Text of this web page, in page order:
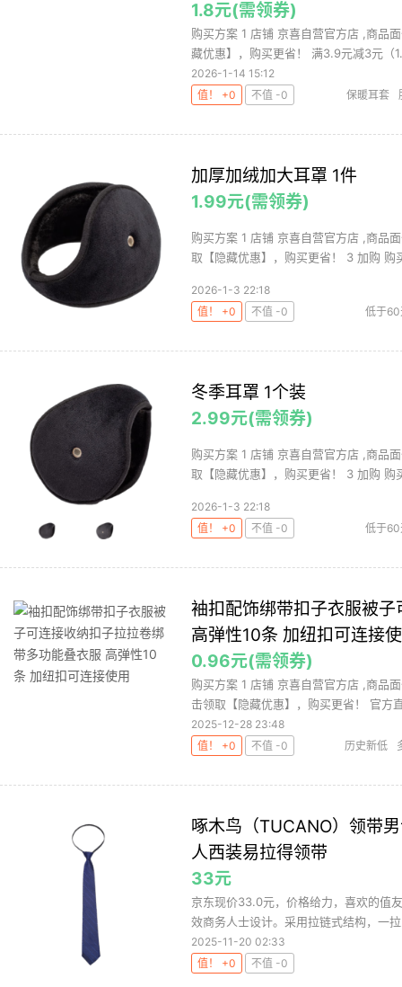
1.8元(需领券)
购买方案 1 店铺 京喜自营官方店 ,商品
藏优惠】，购买更省！ 满3.9元减3元（
2026-1-14 15:12
值！ +0
不值 -0 保暖耳套
加厚加绒加大耳罩 1件
1.99元(需领券)
购买方案 1 店铺 京喜自营官方店 ,商品
取【隐藏优惠】，购买更省！ 3 加购 购
2026-1-3 22:18
值！ +0
不值 -0 低于
冬季耳罩 1个装
2.99元(需领券)
购买方案 1 店铺 京喜自营官方店 ,商品
取【隐藏优惠】，购买更省！ 3 加购 购
2026-1-3 22:18
值！ +0
不值 -0 低于
袖扣配饰绑带扣子衣服被
高弹性10条 加纽扣可连接
0.96元(需领券)
购买方案 1 店铺 京喜自营官方店 ,商品
击领取【隐藏优惠】，购买更省！ 官方
2025-12-28 23:48
值！ +0
不值 -0 历史新低
啄木鸟（TUCANO）领带
人西装易拉得领带
33元
京东现价33.0元，价格给力，喜欢的值
效商务人士设计。采用拉链式结构，一
2025-11-20 02:33
值！ +0
不值 -0